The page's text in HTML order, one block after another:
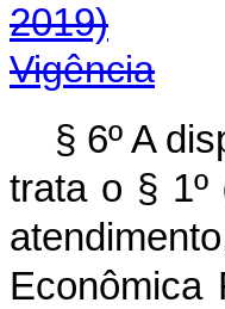
2019)
Vigência
§ 6º A
trata o § 1º
Econômica